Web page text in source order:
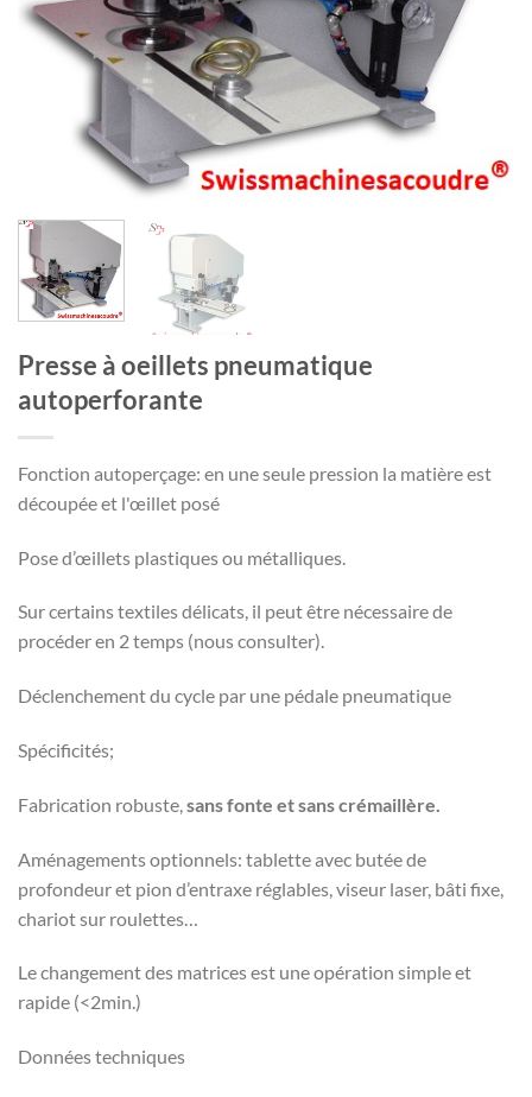
Presse à oeillets pneumatique
autoperforante
Fonction autoperçage: en une seule pression la matière est
découpée et l'œillet posé
Pose d’œillets plastiques ou métalliques.
Sur certains textiles délicats, il peut être nécessaire de
procéder en 2 temps (nous consulter).
Déclenchement du cycle par une pédale pneumatique
Spécificités;
Fabrication robuste, sans fonte et sans crémaillère.
Aménagements optionnels: tablette avec butée de
profondeur et pion d’entraxe réglables, viseur laser, bâti fixe,
chariot sur roulettes…
Le changement des matrices est une opération simple et
rapide (<2min.)
Données techniques